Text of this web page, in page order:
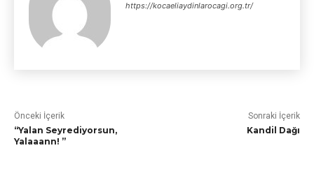
https://kocaeliaydinlarocagi.org.tr/
Önceki İçerik
“Yalan Seyrediyorsun,
Yalaaann! ”
Sonraki İçerik
Kandil Dağı